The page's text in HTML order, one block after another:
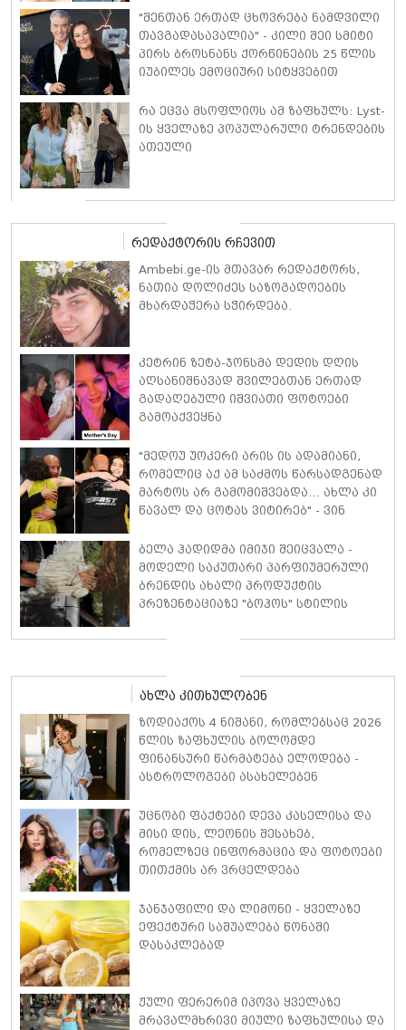
"შენთან ერთად ცხოვრება ნამდვილი
თავგადასავალია" - კილი შეი სმიტი
პირს ბროსნანს ქორწინების 25 წლის
იუბილეს ემოციური სიტყვებით
რა ეცვა მსოფლიოს ამ ზაფხულს: Lyst-
ის ყველაზე პოპულარული ტრენდების
ათეული
რედაქტორის რჩევით
Ambebi.ge-ის მთავარ რედაქტორს,
ნათია დოლიძეს საზოგადოების
მხარდაჭერა სჭირდება.
კეტრინ ზეტა-ჯონსმა დედის დღის
აღსანიშნავად შვილებთან ერთად
გადაღებული იშვიათი ფოტოები
გამოაქვეყნა
"მედოუ უოკერი არის ის ადამიანი,
რომელიც აქ ამ საძმოს წარსადგენად
მარტოს არ გამომიშვებდა… ახლა კი
წავალ და ცოტას ვიტირებ" - ვინ
პოლ უოკერის ქალიშვილს ემოციური
სიტყვებით მიმართავს
ბელა ჰადიდმა იმიჯი შეიცვალა -
მოდელი საკუთარი პარფიუმერული
ბრენდის ახალი პროდუქტის
პრეზენტაციაზე "ბოჰოს" სტილის
მინიკაბით გამოჩნდა
ახლა კითხულობენ
ზოდიაქოს 4 ნიშანი, რომლებსაც 2026
წლის ზაფხულის ბოლომდე
ფინანსური წარმატება ელოდება -
ასტროლოგები ასახელებენ
უცნობი ფაქტები დევა კასელისა და
მისი დის, ლეონის შესახებ,
რომელზეც ინფორმაცია და ფოტოები
თითქმის არ ვრცელდება
ჯანჯაფილი და ლიმონი - ყველაზე
ეფექტური საშუალება წონაში
დასაკლებად
ჟული ფერერიმ იპოვა ყველაზე
მრავალმხრივი მიული ზაფხულისა და